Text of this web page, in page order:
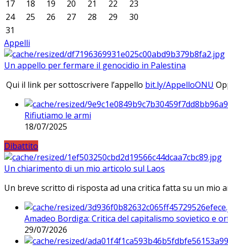
17 18 19 20 21 22
23
24
25 26 27 28 29
30
31
Appelli
Un appello per fermare il genocidio in Palestina
Qui il link per sottoscrivere l’appello bit.ly/AppelloONU
Rifiutiamo le armi
18/07/2025
Dibattito
Un chiarimento di un mio articolo sul Laos
Un breve scritto di risposta ad una critica fatta su un mio
Amadeo Bordiga: Critica del capitalismo sovietico e
29/07/2026